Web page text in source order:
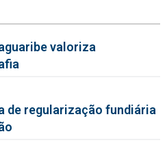
valoriza
de regularização fundiária